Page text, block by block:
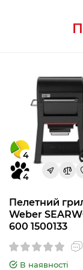
4
4
Пелетний
Weber
600 1500133
В наявності